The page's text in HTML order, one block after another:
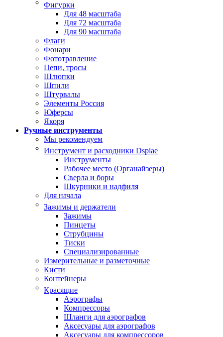
Фигурки
Для 48 масштаба
Для 72 масштаба
Для 90 масштаба
Флаги
Фонари
Фототравление
Цепи, тросы
Шлюпки
Шпили
Штурвалы
Элементы Россия
Юферсы
Якоря
Ручные инструменты
Мы рекомендуем
Инструмент и расходники Dspiae
Инструменты
Рабочее место (Органайзеры)
Сверла и боры
Шкурники и надфиля
Для начала
Зажимы и держатели
Зажимы
Пинцеты
Струбцины
Тиски
Специализированные
Измерительные и разметочные
Кисти
Контейнеры
Красящие
Аэрографы
Компрессоры
Шланги для аэрографов
Аксесуары для аэрографов
Аксесуары для компрессоров